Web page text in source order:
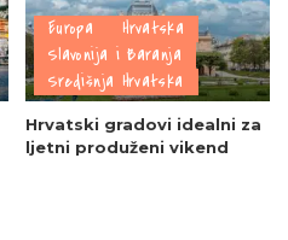
Europa
Hrvatska
Slavonija i Baranja
Središnja Hrvatska
Hrvatski gradovi idealni za
ljetni produženi vikend